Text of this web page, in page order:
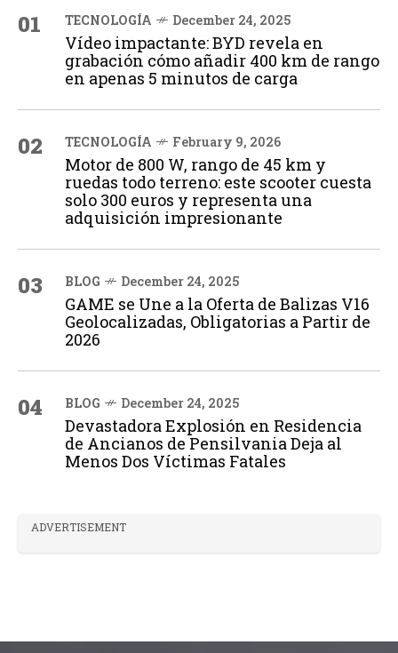
01 TECNOLOGÍA December 24, 2025
Vídeo impactante: BYD revela en
grabación cómo añadir 400 km de rango
en apenas 5 minutos de carga
02 TECNOLOGÍA February 9, 2026
Motor de 800 W, rango de 45 km y
ruedas todo terreno: este scooter cuesta
solo 300 euros y representa una
adquisición impresionante
03 BLOG December 24, 2025
GAME se Une a la Oferta de Balizas V16
Geolocalizadas, Obligatorias a Partir de
2026
04 BLOG December 24, 2025
Devastadora Explosión en Residencia
de Ancianos de Pensilvania Deja al
Menos Dos Víctimas Fatales
ADVERTISEMENT